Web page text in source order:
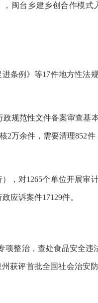
闽台乡建乡创合作模式
条例》等17件地方性法
规范性文件备案审查基
2万余件，需要清理852件
，对1265个单位开展审
应诉案件17129件。
项整治，查处食品安全违
获评首批全国社会治安